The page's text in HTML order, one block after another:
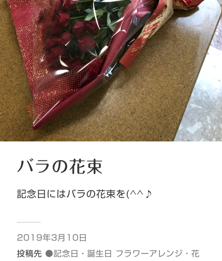
バラの花束
記念日にはバラの花束を(^^♪
2019年3月10日
投稿先 ●記念日・誕生日 フラワーアレンジ・花